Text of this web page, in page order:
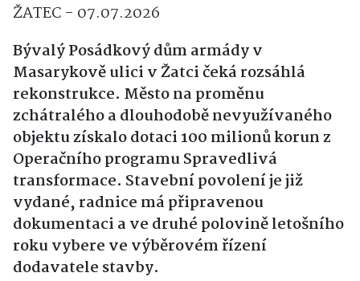
ŽATEC - 07.07.2026
Bývalý Posádkový dům armády v
Masarykově ulici v Žatci čeká rozsáhlá
rekonstrukce. Město na proměnu
zchátralého a dlouhodobě nevyužívaného
objektu získalo dotaci 100 milionů korun z
Operačního programu Spravedlivá
transformace. Stavební povolení je již
vydané, radnice má připravenou
dokumentaci a ve druhé polovině letošního
roku vybere ve výběrovém řízení
dodavatele stavby.